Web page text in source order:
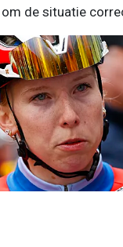
de situatie